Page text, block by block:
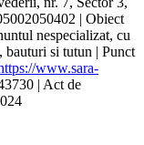
| Obiect
nespecializat, cu
bauturi si tutun | Punct
www.sara-
| Act de